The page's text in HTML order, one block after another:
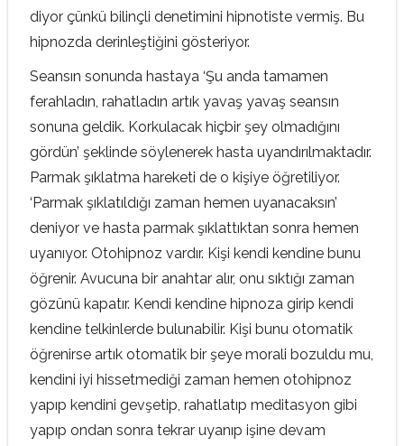
diyor çünkü bilinçli denetimini hipnotiste vermiş. Bu
hipnozda derinleştiğini gösteriyor.
Seansın sonunda hastaya ‘Şu anda tamamen
ferahladın, rahatladın artık yavaş yavaş seansın
sonuna geldik. Korkulacak hiçbir şey olmadığını
gördün’ şeklinde söylenerek hasta uyandırılmaktadır.
Parmak şıklatma hareketi de o kişiye öğretiliyor.
‘Parmak şıklatıldığı zaman hemen uyanacaksın’
deniyor ve hasta parmak şıklattıktan sonra hemen
uyanıyor. Otohipnoz vardır. Kişi kendi kendine bunu
öğrenir. Avucuna bir anahtar alır, onu sıktığı zaman
gözünü kapatır. Kendi kendine hipnoza girip kendi
kendine telkinlerde bulunabilir. Kişi bunu otomatik
öğrenirse artık otomatik bir şeye morali bozuldu mu,
kendini iyi hissetmediği zaman hemen otohipnoz
yapıp kendini gevşetip, rahatlatıp meditasyon gibi
yapıp ondan sonra tekrar uyanıp işine devam